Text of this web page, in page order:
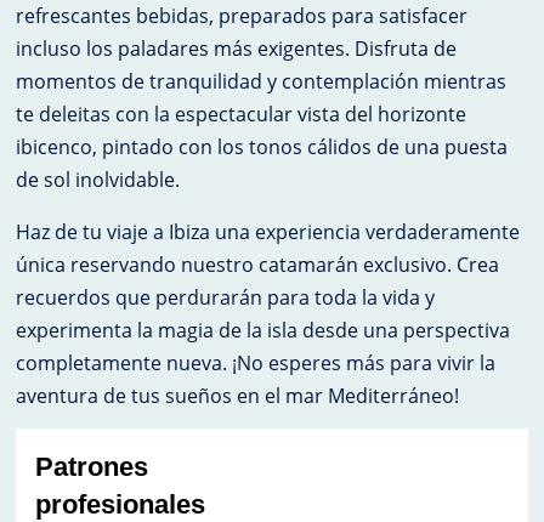
refrescantes bebidas, preparados para satisfacer
incluso los paladares más exigentes. Disfruta de
momentos de tranquilidad y contemplación mientras
te deleitas con la espectacular vista del horizonte
ibicenco, pintado con los tonos cálidos de una puesta
de sol inolvidable.
Haz de tu viaje a Ibiza una experiencia verdaderamente
única reservando nuestro catamarán exclusivo. Crea
recuerdos que perdurarán para toda la vida y
experimenta la magia de la isla desde una perspectiva
completamente nueva. ¡No esperes más para vivir la
aventura de tus sueños en el mar Mediterráneo!
Patrones
profesionales